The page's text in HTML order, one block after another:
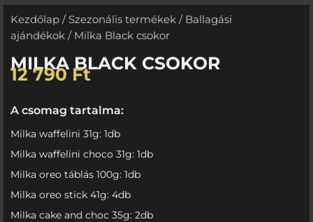
Kezdőlap / Szezonális termékek / Ballagási
ajándékok / Milka Black csokor
MILKA BLACK CSOKOR
12 790Ft
A csomag tartalma:
Milka waffelini 31g: 1db
Milka waffelini choco 31g: 1db
Milka oreo táblás 100g: 1db
Milka oreo stick 41g: 4db
Milka cake and choc 35g: 2db